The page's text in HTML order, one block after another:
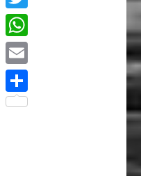
Twitter
WhatsApp
Email
Compartir